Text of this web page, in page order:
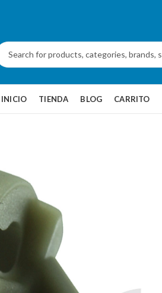
INICIO TIENDA BLOG CARRITO